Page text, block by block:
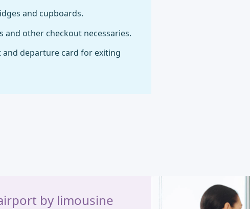
and cupboards.
and other checkout necessaries.
and departure card for exiting
by limousine